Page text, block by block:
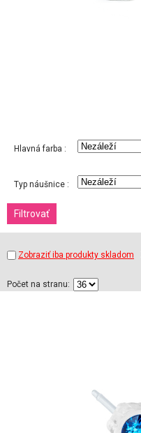
Hlavná farba :
Typ náušnice :
Zobraziť iba produkty skladom
Počet na stranu: